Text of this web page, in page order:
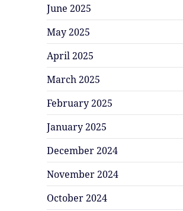
June 2025
May 2025
April 2025
March 2025
February 2025
January 2025
December 2024
November 2024
October 2024